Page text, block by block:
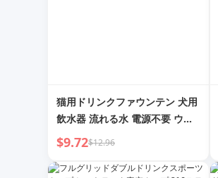
猫用ドリンクファウンテン 犬用
飲水器 流れる水 電源不要 ウォ
ーターフィーダー 猫用ウォータ
ダー
$9.72$12.96